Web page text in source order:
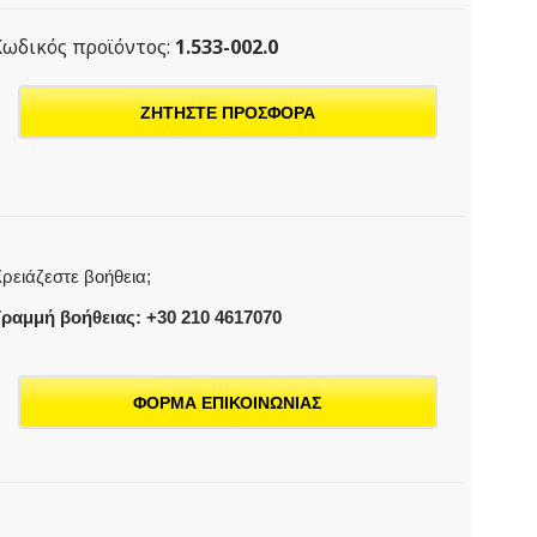
προϊόντος: 1.533-002.0
ΖΗΤΗΣΤΕ ΠΡΟΣΦΟΡΑ
βοήθεια;
βοήθειας: +30 210 4617070
ΦΟΡΜΑ ΕΠΙΚΟΙΝΩΝΙΑΣ